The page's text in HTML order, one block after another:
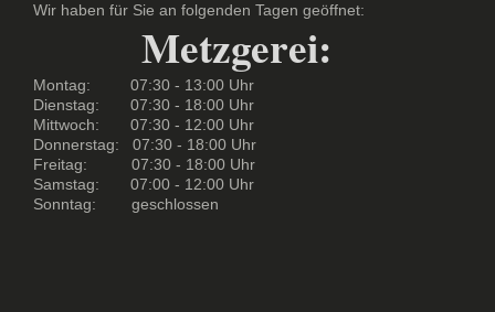
Wir haben für Sie an folgenden Tagen geöffnet:
Metzgerei:
Montag: 07:30 - 13:00 Uhr
Dienstag: 07:30 - 18:00 Uhr
Mittwoch: 07:30 - 12:00 Uhr
Donnerstag: 07:30 - 18:00 Uhr
Freitag: 07:30 - 18:00 Uhr
Samstag: 07:00 - 12:00 Uhr
Sonntag: geschlossen